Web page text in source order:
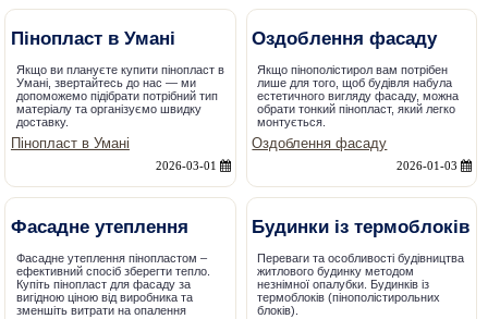
Пінопласт в Умані
Якщо ви плануєте купити пінопласт в
Умані, звертайтесь до нас — ми
допоможемо підібрати потрібний тип
матеріалу та організуємо швидку
доставку.
Пінопласт в Умані
2026-03-01
Оздоблення фасаду
Якщо пінополістирол вам потрібен
лише для того, щоб будівля набула
естетичного вигляду фасаду, можна
обрати тонкий пінопласт, який легко
монтується.
Оздоблення фасаду
2026-01-03
Фасадне утеплення
Фасадне утеплення пінопластом –
ефективний спосіб зберегти тепло.
Купіть пінопласт для фасаду за
вигідною ціною від виробника та
зменшіть витрати на опалення
Будинки із термоблоків
Переваги та особливості будівництва
житлового будинку методом
незнімної опалубки. Будинків із
термоблоків (пінополістирольних
блоків).